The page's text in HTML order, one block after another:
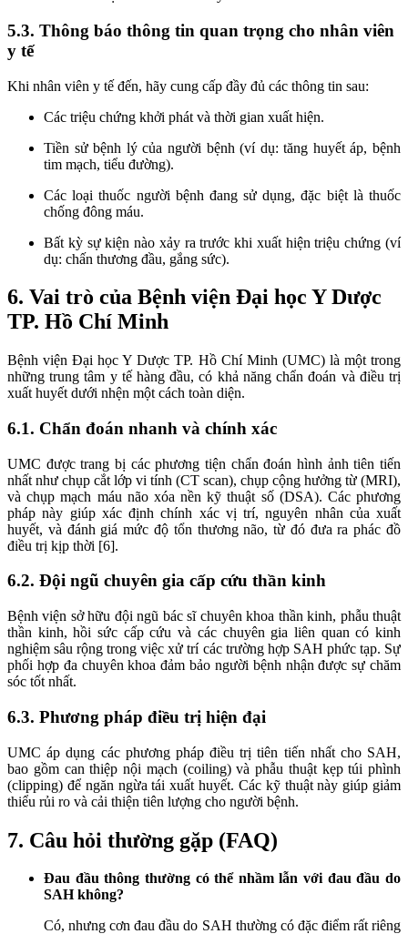
5.3. Thông báo thông tin quan trọng cho nhân viên
y tế
Khi nhân viên y tế đến, hãy cung cấp đầy đủ các thông tin sau:
Các triệu chứng khởi phát và thời gian xuất hiện.
Tiền sử bệnh lý của người bệnh (ví dụ: tăng huyết áp, bệnh
tim mạch, tiểu đường).
Các loại thuốc người bệnh đang sử dụng, đặc biệt là thuốc
chống đông máu.
Bất kỳ sự kiện nào xảy ra trước khi xuất hiện triệu chứng (ví
dụ: chấn thương đầu, gắng sức).
6. Vai trò của Bệnh viện Đại học Y Dược
TP. Hồ Chí Minh
Bệnh viện Đại học Y Dược TP. Hồ Chí Minh (UMC) là một trong
những trung tâm y tế hàng đầu, có khả năng chẩn đoán và điều trị
xuất huyết dưới nhện một cách toàn diện.
6.1. Chẩn đoán nhanh và chính xác
UMC được trang bị các phương tiện chẩn đoán hình ảnh tiên tiến
nhất như chụp cắt lớp vi tính (CT scan), chụp cộng hưởng từ (MRI),
và chụp mạch máu não xóa nền kỹ thuật số (DSA). Các phương
pháp này giúp xác định chính xác vị trí, nguyên nhân của xuất
huyết, và đánh giá mức độ tổn thương não, từ đó đưa ra phác đồ
điều trị kịp thời [6].
6.2. Đội ngũ chuyên gia cấp cứu thần kinh
Bệnh viện sở hữu đội ngũ bác sĩ chuyên khoa thần kinh, phẫu thuật
thần kinh, hồi sức cấp cứu và các chuyên gia liên quan có kinh
nghiệm sâu rộng trong việc xử trí các trường hợp SAH phức tạp. Sự
phối hợp đa chuyên khoa đảm bảo người bệnh nhận được sự chăm
sóc tốt nhất.
6.3. Phương pháp điều trị hiện đại
UMC áp dụng các phương pháp điều trị tiên tiến nhất cho SAH,
bao gồm can thiệp nội mạch (coiling) và phẫu thuật kẹp túi phình
(clipping) để ngăn ngừa tái xuất huyết. Các kỹ thuật này giúp giảm
thiểu rủi ro và cải thiện tiên lượng cho người bệnh.
7. Câu hỏi thường gặp (FAQ)
Đau đầu thông thường có thể nhầm lẫn với đau đầu do
SAH không?
Có, nhưng cơn đau đầu do SAH thường có đặc điểm rất riêng